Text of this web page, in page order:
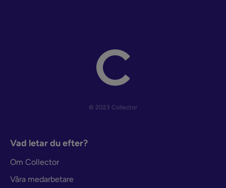
© 2023 Collector
Vad letar du efter?
Om Collector
Våra medarbetare